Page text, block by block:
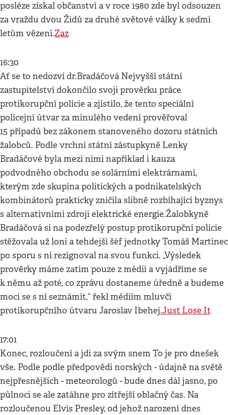
posléze získal občanství a v roce 1980 zde byl odsouzen
za vraždu dvou Židů za druhé světové války k sedmi
letům vězení.Zaz
16:30
Ať se to nedozví dr.Bradáčová Nejvyšší státní
zastupitelství dokončilo svoji prověrku práce
protikorupční policie a zjistilo, že tento speciální
policejní útvar za minulého vedení prověřoval
15 případů bez zákonem stanoveného dozoru státních
žalobců. Podle vrchní státní zástupkyně Lenky
Bradáčové byla mezi nimi například i kauza
podvodného obchodu se solárními elektrárnami,
kterým zde skupina politických a podnikatelských
kombinátorů prakticky zničila slibně rozbíhající byznys
s alternativními zdroji elektrické energie.Žalobkyně
Bradáčová si na podezřelý postup protikorupční policie
stěžovala už loni a tehdejší šéf jednotky Tomáš Martinec
po sporu s ní rezignoval na svou funkci. „Výsledek
prověrky máme zatím pouze z médií a vyjádříme se
k němu až poté, co zprávu dostaneme úředně a budeme
moci se s ní seznámit,“ řekl médiím mluvčí
protikorupčního útvaru Jaroslav Ibehej.Just Lose It
17:01
Konec, rozloučení a jdi za svým snem To je pro dnešek
vše. Podle podle předpovědi norských - údajně na světě
nejpřesnějších - meteorologů - bude dnes dál jasno, po
půlnoci se ale zatáhne pro zítřejší oblačný čas. Na
rozloučenou Elvis Presley, od jehož narození dnes